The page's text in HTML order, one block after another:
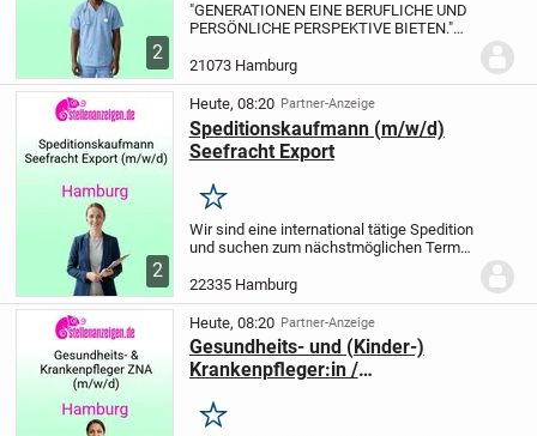
2
"GENERATIONEN EINE BERUFLICHE UND
PERSÖNLICHE PERSPEKTIVE BIETEN."
Gemeinsam besser. Fürs Leben.
das Universitätsklinikum Hamburg-
Eppendorf (UKE) –...
21073 Hamburg
2
Heute, 08:20 Partner-Anzeige
Speditionskaufmann (m/w/d)
Seefracht Export
Merken
Wir sind eine international tätige Spedition
und suchen zum nächstmöglichen Termin
für den Bereich SEEFRACHT EXPORT
Aufgabengebiet: Abwicklung von
Aufträgen...
22335 Hamburg
Heute, 08:20 Partner-Anzeige
Gesundheits- und (Kinder-)
Krankenpfleger:in /
die Zentrale Notaufnahme
Merken